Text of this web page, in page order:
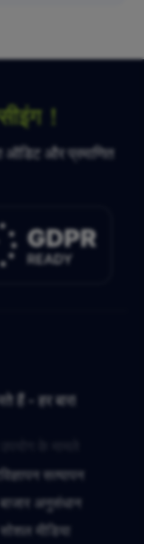
！
ऑडिट और प्रमाणित
हैं - हर बार!
विज्ञापन सत्यापन
बाजार अनुसंधान
सोशल मीडिया